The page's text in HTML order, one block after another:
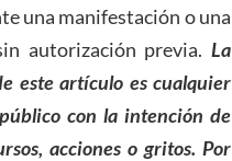
una manifestación o una
autorización previa. La
este artículo es cualquier
con la intención de
acciones o gritos. Por